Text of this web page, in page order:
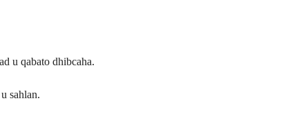
u qabato dhibcaha.
sahlan.